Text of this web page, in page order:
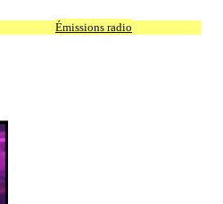
Émissions radio